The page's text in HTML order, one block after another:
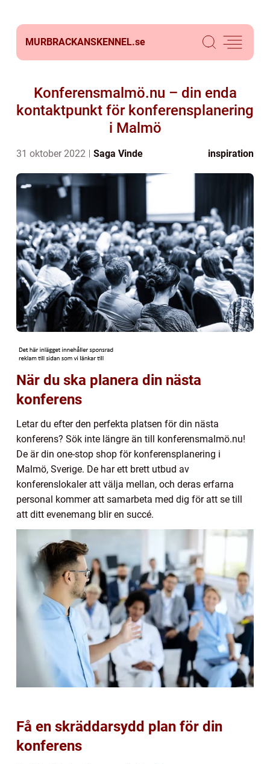
MURBRACKANSKENNEL.se
Konferensmalmö.nu – din enda
kontaktpunkt för konferensplanering
i Malmö
31 oktober 2022 Saga Vinde inspiration
När du ska planera din nästa
konferens
Letar du efter den perfekta platsen för din nästa
konferens? Sök inte längre än till konferensmalmö.nu!
De är din one-stop shop för konferensplanering i
Malmö, Sverige. De har ett brett utbud av
konferenslokaler att välja mellan, och deras erfarna
personal kommer att samarbeta med dig för att se till
att ditt evenemang blir en succé.
Få en skräddarsydd plan för din
konferens